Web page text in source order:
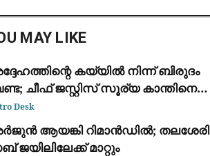
MAY LIKE
കയ്യിൽ നിന്ന് ബിരുദം
ചീഫ് ജസ്റ്റിസ് സൂര്യ കാന്തിനെ
ചടങ്ങിലേക്ക്
നൽസാർ
പ്രതിഷേധം
Desk
ആയങ്കി റിമാൻഡിൽ; തലശേരി
ജയിലിലേക്ക് മാറ്റും